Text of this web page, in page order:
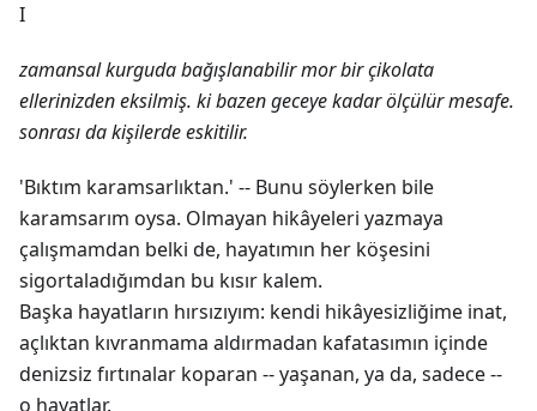
I
zamansal kurguda bağışlanabilir mor bir çikolata
ellerinizden eksilmiş. ki bazen geceye kadar ölçülür mesafe.
sonrası da kişilerde eskitilir.
'Bıktım karamsarlıktan.' -- Bunu söylerken bile
karamsarım oysa. Olmayan hikâyeleri yazmaya
çalışmamdan belki de, hayatımın her köşesini
sigortaladığımdan bu kısır kalem.
Başka hayatların hırsızıyım: kendi hikâyesizliğime inat,
açlıktan kıvranmama aldırmadan kafatasımın içinde
denizsiz fırtınalar koparan -- yaşanan, ya da, sadece --
o hayatlar.